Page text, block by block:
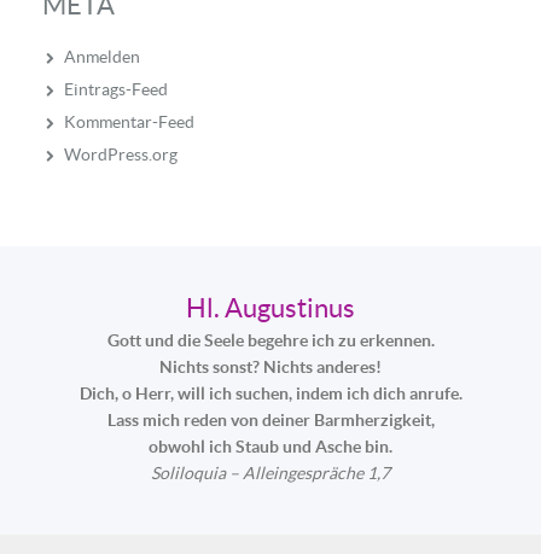
Anmelden
Eintrags-Feed
Kommentar-Feed
WordPress.org
Hl. Augustinus
Gott und die Seele begehre ich zu erkennen.
Nichts sonst? Nichts anderes!
Dich, o Herr, will ich suchen, indem ich dich anrufe.
Lass mich reden von deiner Barmherzigkeit,
obwohl ich Staub und Asche bin.
Soliloquia – Alleingespräche 1,7